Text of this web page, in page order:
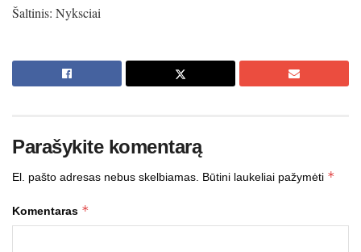
Šaltinis: Nyksciai
Parašykite komentarą
El. pašto adresas nebus skelbiamas. Būtini laukeliai pažymėti *
Komentaras *